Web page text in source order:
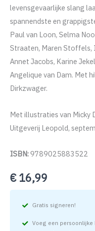
levensgevaarlijke slang
spannendste en
Paul van Loon, Selma
Straaten, Maren Stoffels,
Annet Jacobs, Karine
Angelique van Dam. Met
Dirkzwager.
Met illustraties van Micky
Uitgeverij Leopold,
ISBN:9789025883522
€ 16,99
Gratis signeren!
Voeg een